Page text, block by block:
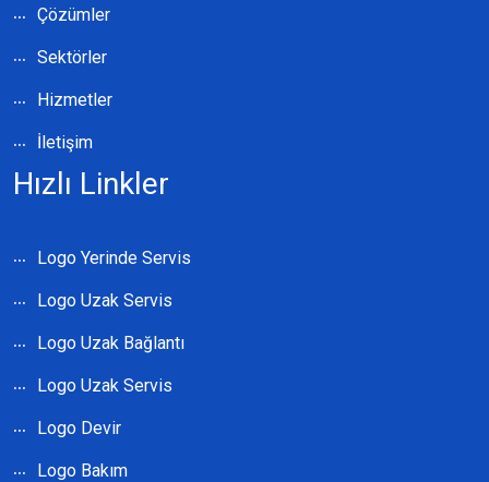
Çözümler
Sektörler
Hizmetler
İletişim
Hızlı Linkler
Logo Yerinde Servis
Logo Uzak Servis
Logo Uzak Bağlantı
Logo Uzak Servis
Logo Devir
Logo Bakım